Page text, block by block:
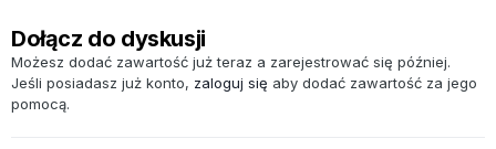
Dołącz do dyskusji
Możesz dodać zawartość już teraz a zarejestrować się później.
Jeśli posiadasz już konto, zaloguj się aby dodać zawartość za jego
pomocą.